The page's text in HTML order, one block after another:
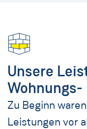
Unsere
Wohnungs-
Zu Beginn
Leistungen vor